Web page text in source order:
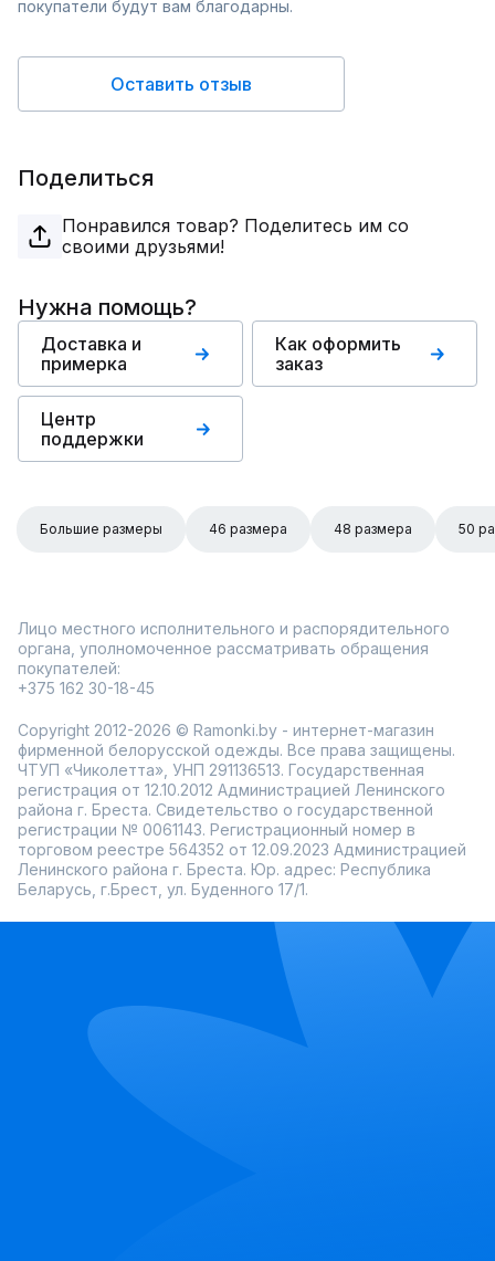
покупатели будут вам благодарны.
Оставить отзыв
Поделиться
Понравился товар? Поделитесь им со
своими друзьями!
Нужна помощь?
Доставка и
примерка
Как оформить
заказ
Центр
поддержки
Большие размеры 46 размера 48 размера 50
Лицо местного исполнительного и распорядительного
органа, уполномоченное рассматривать обращения
покупателей:
+375 162 30-18-45
Copyright 2012-2026 © Ramonki.by - интернет-магазин
фирменной белорусской одежды. Все права защищены.
ЧТУП «Чиколетта», УНП 291136513. Государственная
регистрация от 12.10.2012 Администрацией Ленинского
района г. Бреста. Свидетельство о государственной
регистрации № 0061143. Регистрационный номер в
торговом реестре 564352 от 12.09.2023 Администрацией
Ленинского района г. Бреста. Юр. адрес: Республика
Беларусь, г.Брест, ул. Буденного 17/1.